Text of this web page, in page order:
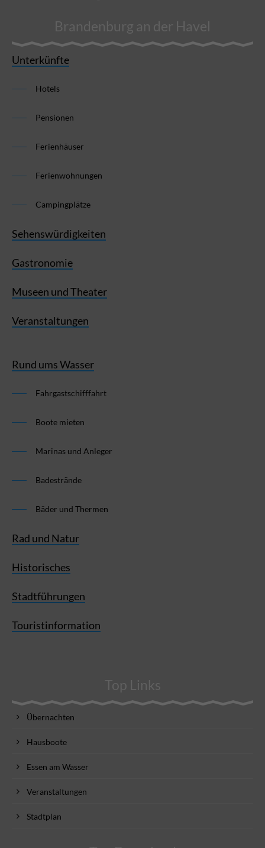
Brandenburg an der Havel
Unterkünfte
Hotels
Pensionen
Ferienhäuser
Ferienwohnungen
Campingplätze
Sehenswürdigkeiten
Gastronomie
Museen und Theater
Veranstaltungen
Rund ums Wasser
Fahrgastschifffahrt
Boote mieten
Marinas und Anleger
Badestrände
Bäder und Thermen
Rad und Natur
Historisches
Stadtführungen
Touristinformation
Top Links
Übernachten
Hausboote
Essen am Wasser
Veranstaltungen
Stadtplan